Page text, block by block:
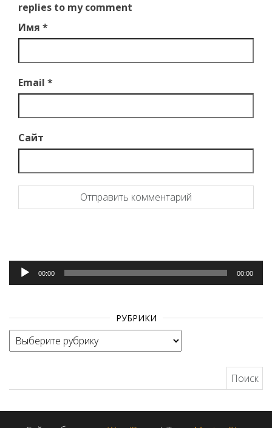
replies to my comment
Имя *
Email *
Сайт
Аудиоплеер
00:00 00:00
РУБРИКИ
Рубрики